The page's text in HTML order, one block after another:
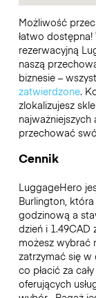
Możliwość
łatwo
rezerwacyjną
naszą
biznesie –
zatwierdzone.
zlokalizujesz
przechować
Cennik
LuggageHero
Burlington,
godzinową a
dzień i
możesz wybrać
zatrzymać się
co płacić za
oferujących